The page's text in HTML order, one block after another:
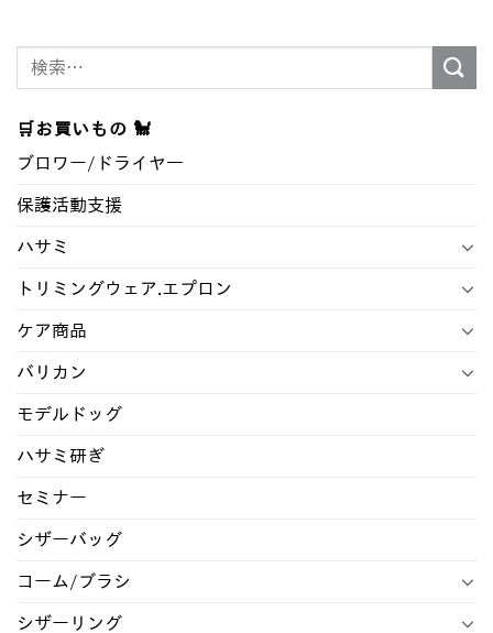
象:
🛒お買いもの 🐩
ブロワー/ドライヤ―
保護活動支援
ハサミ
トリミングウェア.エプロン
ケア商品
バリカン
モデルドッグ
ハサミ研ぎ
セミナー
シザーバッグ
コーム/ブラシ
シザーリング